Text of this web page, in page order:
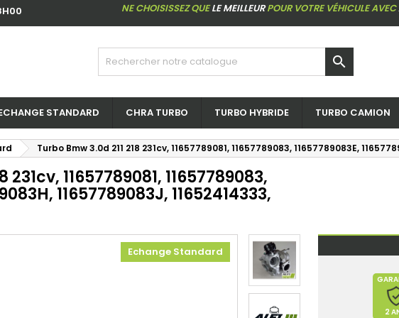
NE CHOISISSEZ QUELE MEILLEURPOUR VOTRE VÉHICULE AVEC

STANDARD CHRA TURBO TURBO HYBRIDE TURBO CAMION
Turbo Bmw 3.0d 211 218 231cv, 11657789081, 11657789083, 11657789083E,
11657789081, 11657789083,
11657789083J, 11652414333,
Echange Standard
2